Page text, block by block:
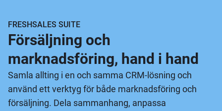
FRESHSALES SUITE
Försäljning och
marknadsföring, hand i hand
Samla allting i en och samma CRM-lösning och
använd ett verktyg för både marknadsföring och
försäljning. Dela sammanhang, anpassa